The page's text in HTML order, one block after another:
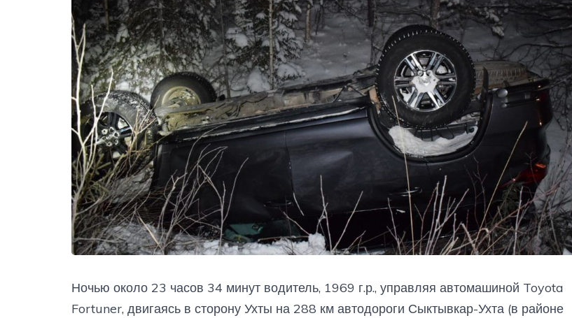
Ночью около 23 часов 34 минут водитель, 1969 г.р., управляя автомашиной Toyota
Fortuner, двигаясь в сторону Ухты на 288 км автодороги Сыктывкар-Ухта (в районе